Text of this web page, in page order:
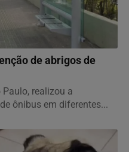
de abrigos de
Paulo, realizou a
ônibus em diferentes...